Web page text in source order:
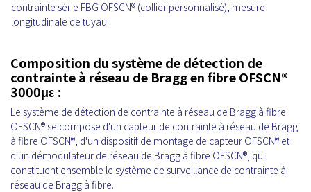
contrainte série FBG OFSCN® (collier personnalisé), mesure
longitudinale de tuyau
Composition du système de détection de
contrainte à réseau de Bragg en fibre OFSCN®
3000με :
Le système de détection de contrainte à réseau de Bragg à fibre
OFSCN® se compose d'un capteur de contrainte à réseau de Bragg
à fibre OFSCN®, d'un dispositif de montage de capteur OFSCN® et
d'un démodulateur de réseau de Bragg à fibre OFSCN®, qui
constituent ensemble le système de surveillance de contrainte à
réseau de Bragg à fibre.